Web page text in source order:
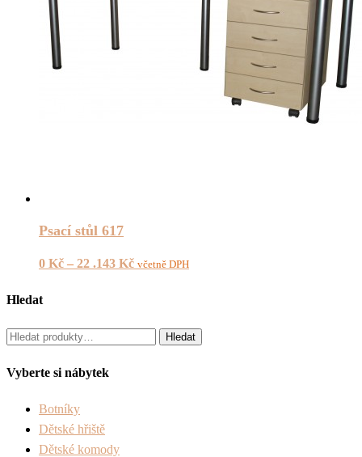
Psací stůl 617
0 Kč – 22 .143 Kč včetně DPH
Hledat
Hledat: Hledat
Vyberte si nábytek
Botníky
Dětské hřiště
Dětské komody